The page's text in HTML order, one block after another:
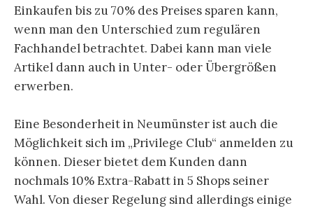
Einkaufen bis zu 70% des Preises sparen kann,
wenn man den Unterschied zum regulären
Fachhandel betrachtet. Dabei kann man viele
Artikel dann auch in Unter- oder Übergrößen
erwerben.
Eine Besonderheit in Neumünster ist auch die
Möglichkeit sich im „Privilege Club“ anmelden zu
können. Dieser bietet dem Kunden dann
nochmals 10% Extra-Rabatt in 5 Shops seiner
Wahl. Von dieser Regelung sind allerdings einige